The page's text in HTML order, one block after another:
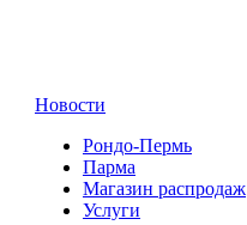
Новости
Рондо-Пермь
Парма
Магазин распродаж
Услуги